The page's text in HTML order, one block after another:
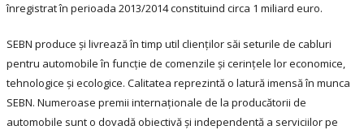
înregistrat în perioada 2013/2014 constituind circa 1 miliard euro.
SEBN produce şi livrează în timp util clienţilor săi seturile de cabluri
pentru automobile în funcţie de comenzile şi cerinţele lor economice,
tehnologice şi ecologice. Calitatea reprezintă o latură imensă în munca
SEBN. Numeroase premii internaţionale de la producătorii de
automobile sunt o dovadă obiectivă şi independentă a serviciilor pe